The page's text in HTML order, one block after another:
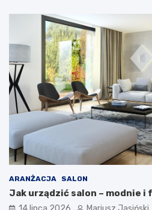
ARANŻACJA SALON
Jak urządzić salon – modnie i